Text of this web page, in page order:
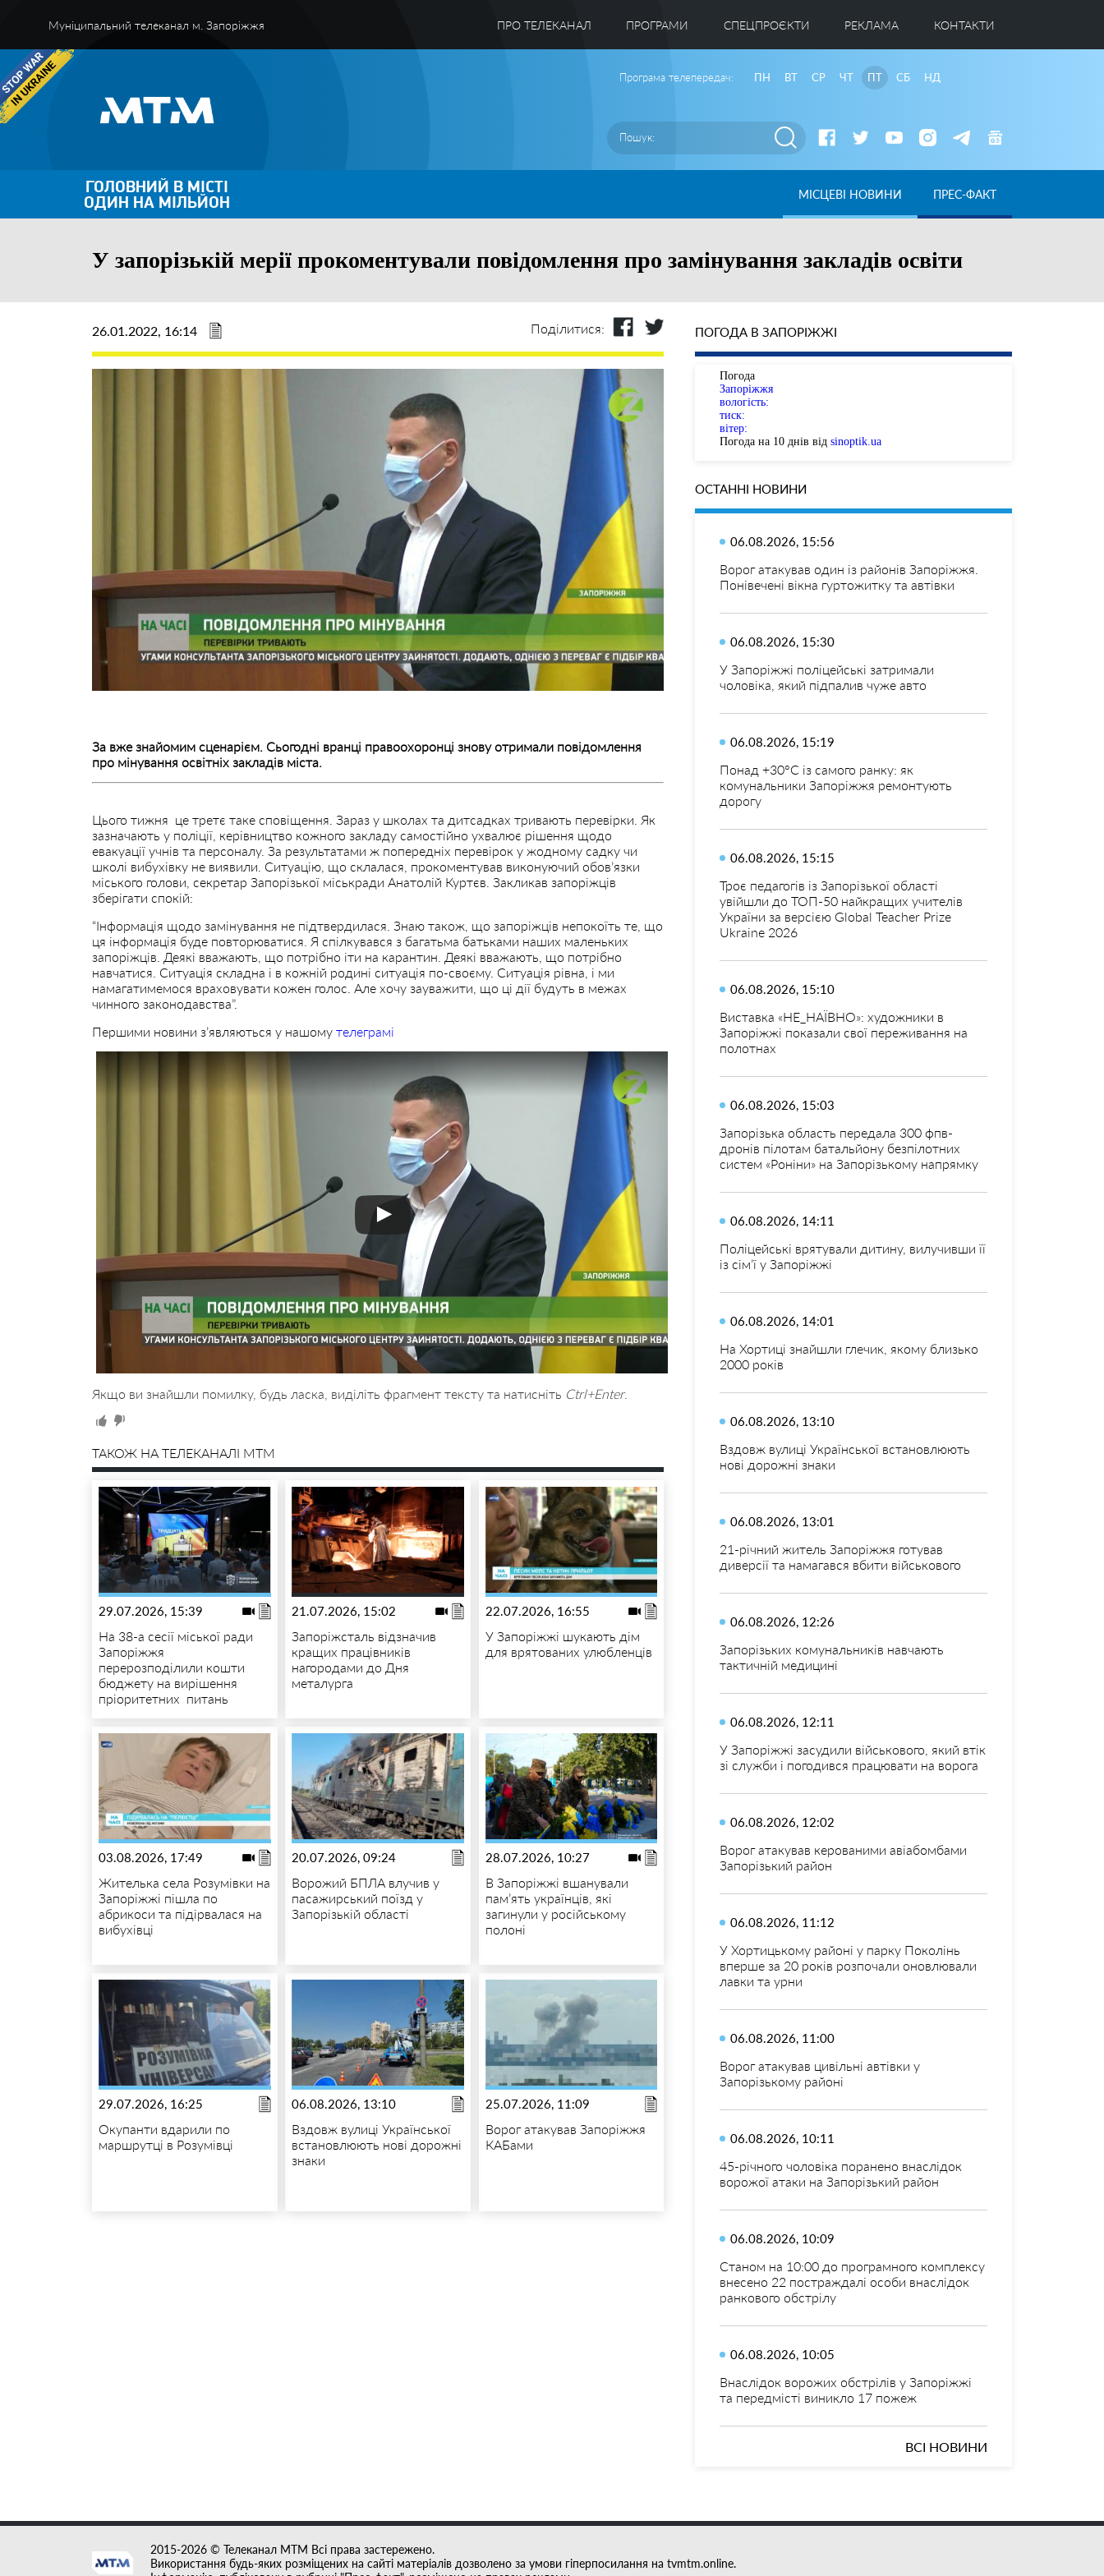
Муніципальний телеканал м. Запоріжжя ПРО ТЕЛЕКАНАЛ ПРОГРАМИ CПЕЦПРОЄКТИ РЕКЛАМА КОНТАКТИ
Програма телепередач: ПН ВТ СР ЧТ ПТ СБ НД
ГОЛОВНИЙ В МІСТІ
ОДИН НА МІЛЬЙОН МІСЦЕВІ НОВИНИ ПРЕС-ФАКТ
У запорізькій мерії прокоментували повідомлення про замінування закладів освіти
26.01.2022, 16:14 Поділитися:
За вже знайомим сценарієм. Сьогодні вранці правоохоронці знову отримали повідомлення
про мінування освітніх закладів міста.
Цього тижня це третє таке сповіщення. Зараз у школах та дитсадках тривають перевірки. Як
зазначають у поліції, керівництво кожного закладу самостійно ухвалює рішення щодо
евакуації учнів та персоналу. За результатами ж попередніх перевірок у жодному садку чи
школі вибухівку не виявили. Ситуацію, що склалася, прокоментував виконуючий обов’язки
міського голови, секретар Запорізької міськради Анатолій Куртєв. Закликав запоріжців
зберігати спокій:
“Інформація щодо замінування не підтвердилася. Знаю також, що запоріжців непокоїть те, що
ця інформація буде повторюватися. Я спілкувався з багатьма батьками наших маленьких
запоріжців. Деякі вважають, що потрібно іти на карантин. Деякі вважають, що потрібно
навчатися. Ситуація складна і в кожній родині ситуація по-своєму. Ситуація рівна, і ми
намагатимемося враховувати кожен голос. Але хочу зауважити, що ці дії будуть в межах
чинного законодавства”.
Першими новини з’являються у нашому телеграмі
Якщо ви знайшли помилку, будь ласка, виділіть фрагмент тексту та натисніть Ctrl+Enter.
ТАКОЖ НА ТЕЛЕКАНАЛІ MTM
29.07.2026, 15:39
На 38-а сесії міської ради
Запоріжжя
перерозподілили кошти
бюджету на вирішення
пріоритетних питань
21.07.2026, 15:02
Запоріжсталь відзначив
кращих працівників
нагородами до Дня
металурга
22.07.2026, 16:55
У Запоріжжі шукають дім
для врятованих улюбленців
03.08.2026, 17:49
Жителька села Розумівки на
Запоріжжі пішла по
абрикоси та підірвалася на
вибухівці
20.07.2026, 09:24
Ворожий БПЛА влучив у
пасажирський поїзд у
Запорізькій області
28.07.2026, 10:27
В Запоріжжі вшанували
пам’ять українців, які
загинули у російському
полоні
29.07.2026, 16:25
Окупанти вдарили по
маршрутці в Розумівці
06.08.2026, 13:10
Вздовж вулиці Української
встановлюють нові дорожні
знаки
25.07.2026, 11:09
Ворог атакував Запоріжжя
КАБами
ПОГОДА В ЗАПОРІЖЖІ
Погода
Запоріжжя
вологість:
тиск:
вітер:
Погода на 10 днів від sinoptik.ua
ОСТАННІ НОВИНИ
06.08.2026, 15:56
Ворог атакував один із районів Запоріжжя.
Понівечені вікна гуртожитку та автівки
06.08.2026, 15:30
У Запоріжжі поліцейські затримали
чоловіка, який підпалив чуже авто
06.08.2026, 15:19
Понад +30°C із самого ранку: як
комунальники Запоріжжя ремонтують
дорогу
06.08.2026, 15:15
Троє педагогів із Запорізької області
увійшли до ТОП-50 найкращих учителів
України за версією Global Teacher Prize
Ukraine 2026
06.08.2026, 15:10
Виставка «НЕ_НАЇВНО»: художники в
Запоріжжі показали свої переживання на
полотнах
06.08.2026, 15:03
Запорізька область передала 300 фпв-
дронів пілотам батальйону безпілотних
систем «Роніни» на Запорізькому напрямку
06.08.2026, 14:11
Поліцейські врятували дитину, вилучивши її
із сім’ї у Запоріжжі
06.08.2026, 14:01
На Хортиці знайшли глечик, якому близько
2000 років
06.08.2026, 13:10
Вздовж вулиці Української встановлюють
нові дорожні знаки
06.08.2026, 13:01
21-річний житель Запоріжжя готував
диверсії та намагався вбити військового
06.08.2026, 12:26
Запорізьких комунальників навчають
тактичній медицині
06.08.2026, 12:11
У Запоріжжі засудили військового, який втік
зі служби і погодився працювати на ворога
06.08.2026, 12:02
Ворог атакував керованими авіабомбами
Запорізький район
06.08.2026, 11:12
У Хортицькому районі у парку Поколінь
вперше за 20 років розпочали оновлювали
лавки та урни
06.08.2026, 11:00
Ворог атакував цивільні автівки у
Запорізькому районі
06.08.2026, 10:11
45-річного чоловіка поранено внаслідок
ворожої атаки на Запорізький район
06.08.2026, 10:09
Станом на 10:00 до програмного комплексу
внесено 22 постраждалі особи внаслідок
ранкового обстрілу
06.08.2026, 10:05
Внаслідок ворожих обстрілів у Запоріжжі
та передмісті виникло 17 пожеж
ВСІ НОВИНИ
2015-2026 © Телеканал MTM Всі права застережено.
Використання будь-яких розміщених на сайті матеріалів дозволено за умови гіперпосилання на tvmtm.online.